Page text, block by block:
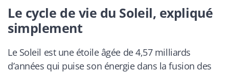
Le cycle de vie du Soleil, expliqué
simplement
Le Soleil est une étoile âgée de 4,57 milliards
d’années qui puise son énergie dans la fusion des